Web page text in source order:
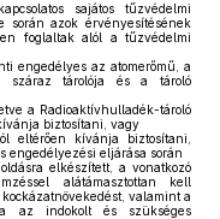
sajátos tűzvédelmi
során azok érvényesítésének
foglaltak alól a tűzvédelmi
engedélyes az atomerőmű, a
száraz tárolója és a tároló
a Radioaktívhulladék-tároló
biztosítani, vagy
eltérően kívánja biztosítani,
engedélyezési eljárása során
elkészített, a vonatkozó
alátámasztottan kell
valamint a
az indokolt és szükséges